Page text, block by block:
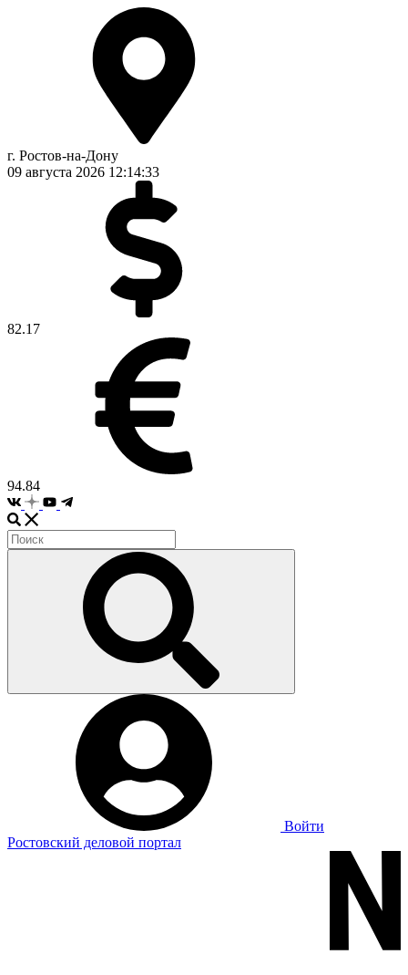
г. Ростов-на-Дону
09 августа 2026 12:14:34
82.17
94.84
Войти
Ростовский деловой портал